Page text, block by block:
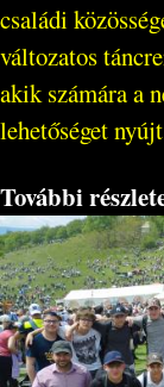
családi
változatos
akik számára a
lehetőséget
További